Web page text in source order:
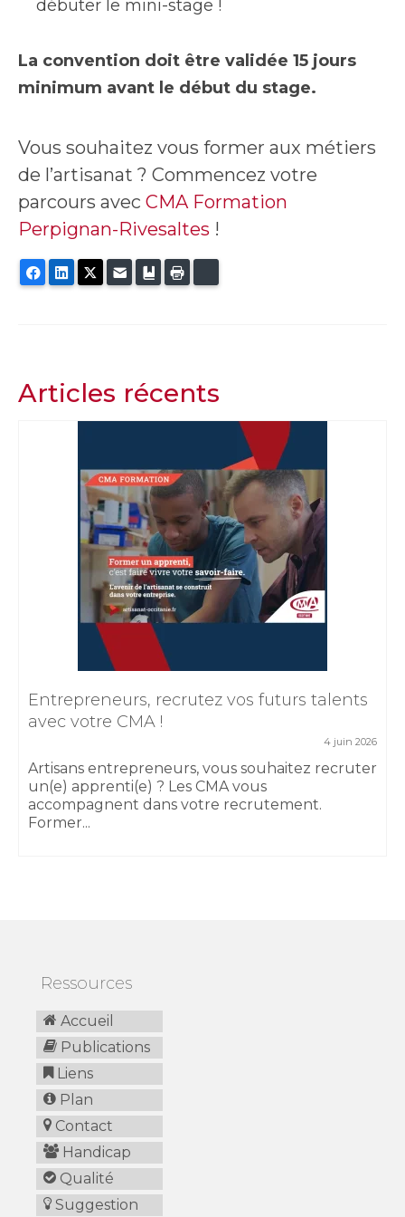
débuter le mini-stage !
La convention doit être validée 15 jours
minimum avant le début du stage.
Vous souhaitez vous former aux métiers
de l’artisanat ? Commencez votre
parcours avec CMA Formation
Perpignan-Rivesaltes !
FacebookLinkedInTwitter
E-mail Ajouter aux favoris
Articles récents
Entrepreneurs, recrutez vos futurs talents
avec votre CMA !
4 juin 2026
Artisans entrepreneurs, vous souhaitez recruter
un(e) apprenti(e) ? Les CMA vous
accompagnent dans votre recrutement.
Former...
Ressources
Accueil
Publications
Liens
Plan
Contact
Handicap
Qualité
Suggestion